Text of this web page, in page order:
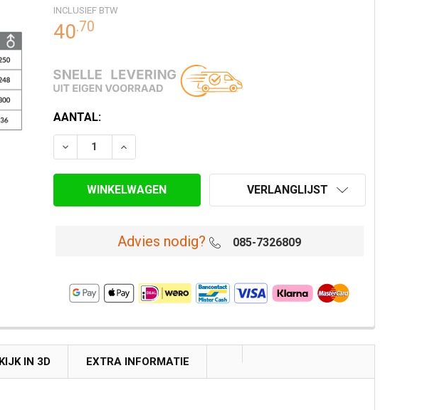
INCLUSIEF BTW
40.70
HUIDIGE
VOORRAAD:
AANTAL:
VERLAAG AANTAL VAN ONDERAANSLUITSTUK EW 120 MM NAAR
VERHOOG AANTAL VAN ONDERAANSLUITSTUK EW 120
VERLANGLIJST
Advies nodig? 085-7326809
IN 3D EXTRA INFORMATIE